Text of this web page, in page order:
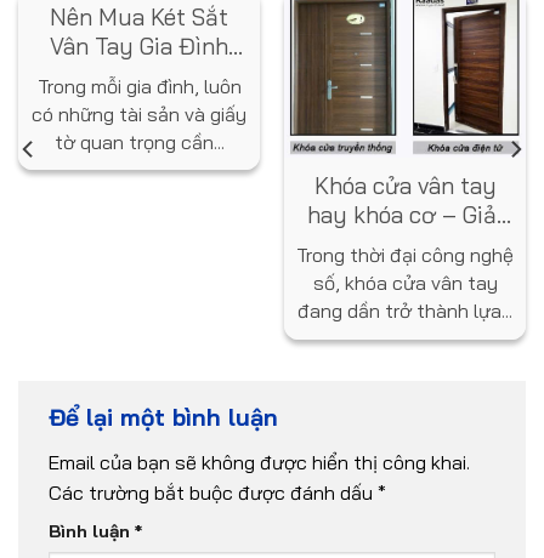
Nên Mua Két Sắt
Vân Tay Gia Đình
Loại Nào? Gợi Ý Từ
Chuyên Gia
Trong mỗi gia đình, luôn
có những tài sản và giấy
tờ quan trọng cần...
Khóa cửa vân tay
hay khóa cơ – Giải
pháp nào tốt hơn
cho ngôi nhà bạn?
Trong thời đại công nghệ
số, khóa cửa vân tay
đang dần trở thành lựa...
Để lại một bình luận
Email của bạn sẽ không được hiển thị công khai.
Các trường bắt buộc được đánh dấu *
Bình luận *